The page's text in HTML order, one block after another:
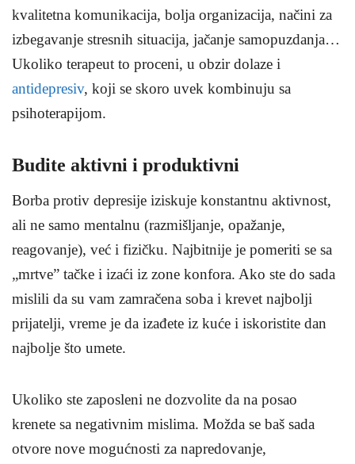
kvalitetna komunikacija, bolja organizacija, načini za
izbegavanje stresnih situacija, jačanje samopuzdanja…
Ukoliko terapeut to proceni, u obzir dolaze i
antidepresiv, koji se skoro uvek kombinuju sa
psihoterapijom.
Budite aktivni i produktivni
Borba protiv depresije iziskuje konstantnu aktivnost,
ali ne samo mentalnu (razmišljanje, opažanje,
reagovanje), već i fizičku. Najbitnije je pomeriti se sa
„mrtve” tačke i izaći iz zone konfora. Ako ste do sada
mislili da su vam zamračena soba i krevet najbolji
prijatelji, vreme je da izađete iz kuće i iskoristite dan
najbolje što umete.
Ukoliko ste zaposleni ne dozvolite da na posao
krenete sa negativnim mislima. Možda se baš sada
otvore nove mogućnosti za napredovanje,